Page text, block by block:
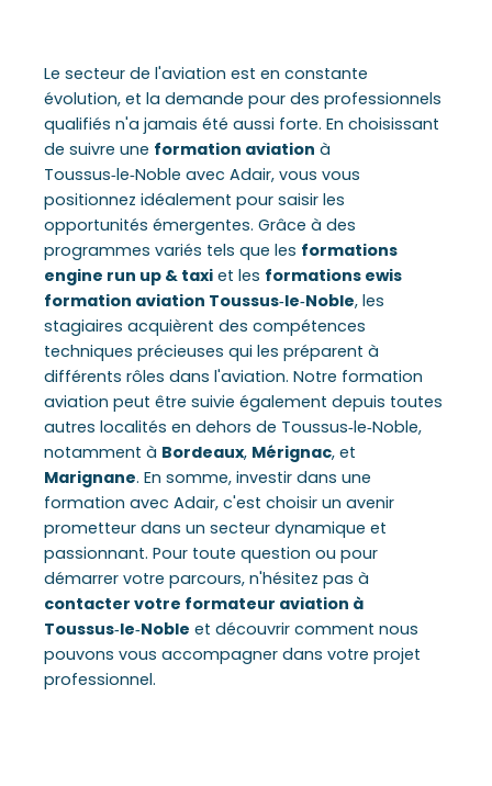
Le secteur de l'aviation est en constante
évolution, et la demande pour des professionnels
qualifiés n'a jamais été aussi forte. En choisissant
de suivre une formation aviation à
Toussus‑le‑Noble avec Adair, vous vous
positionnez idéalement pour saisir les
opportunités émergentes. Grâce à des
programmes variés tels que les formations
engine run up & taxi et les formations ewis
formation aviation Toussus‑le‑Noble, les
stagiaires acquièrent des compétences
techniques précieuses qui les préparent à
différents rôles dans l'aviation. Notre formation
aviation peut être suivie également depuis toutes
autres localités en dehors de Toussus‑le‑Noble,
notamment à Bordeaux, Mérignac, et
Marignane. En somme, investir dans une
formation avec Adair, c'est choisir un avenir
prometteur dans un secteur dynamique et
passionnant. Pour toute question ou pour
démarrer votre parcours, n'hésitez pas à
contacter votre formateur aviation à
Toussus‑le‑Noble et découvrir comment nous
pouvons vous accompagner dans votre projet
professionnel.